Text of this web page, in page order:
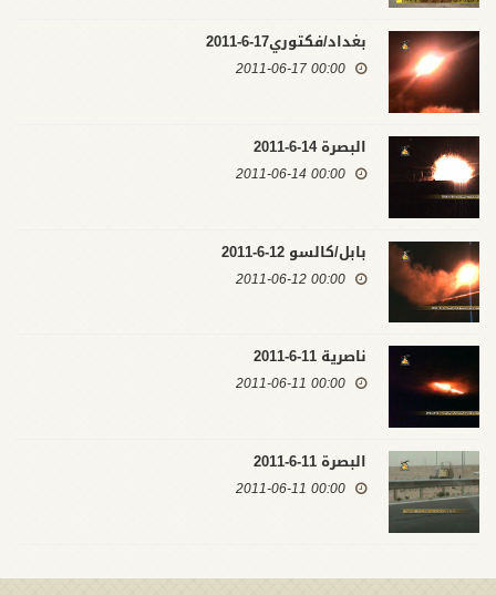
بغداد/فكتوري17-6-2011
00:00 2011-06-17
البصرة 14-6-2011
00:00 2011-06-14
بابل/كالسو 12-6-2011
00:00 2011-06-12
ناصرية 11-6-2011
00:00 2011-06-11
البصرة 11-6-2011
00:00 2011-06-11